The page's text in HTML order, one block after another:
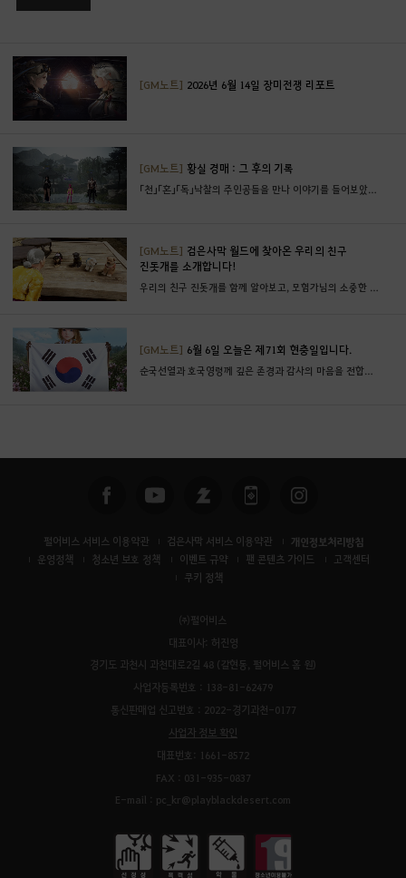
로
시
겠
까
?
[GM노트] 2026년 6월 14일 장미전쟁 리포트
[GM노트] 황실 경매 : 그 후의 기록
[GM노트] 검은사막 월드에 찾아온 우리의 친구
진돗개를 소개합니다!
우리의 친구 진돗개를 함께 알아보고, 모험가님의 소중한 친구도 소개해 주세요!
[GM노트] 6월 6일 오늘은 제71회 현충일입니다.
펄어비스 서비스 이용약관 검은사막 서비스 이용약관 개인정보처리방침
운영정책 청소년 보호 정책 이벤트 규약 팬 콘텐츠 가이드
고객센터
쿠키 정책
㈜펄어비스
대표이사: 허진영
경기도 과천시 과천대로2길 48 (갈현동, 펄어비스 홈 원)
사업자등록번호 : 138-81-62479
통신판매업 신고번호 : 2022-경기과천-0177
사업자 정보 확인
대표번호: 1661-8572
FAX : 031-935-0837
E-mail : pc_kr@playblackdesert.com